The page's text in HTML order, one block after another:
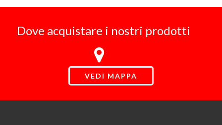
Dove acquistare i nostri prodotti
VEDI MAPPA